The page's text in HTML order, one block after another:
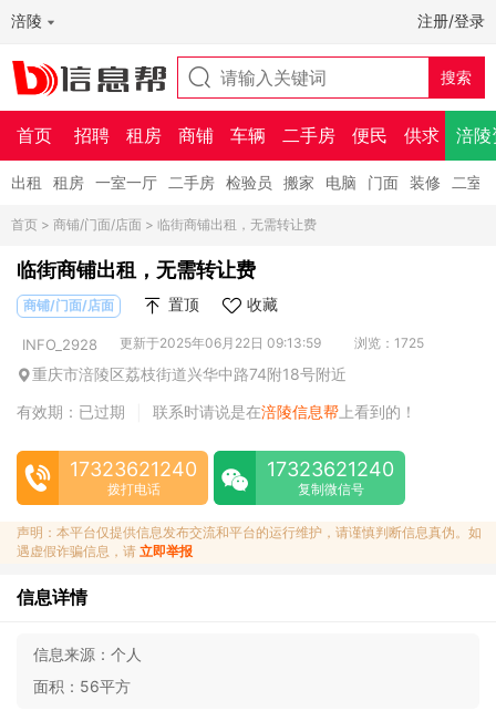
涪陵 注册/登录
首页 招聘 租房 商铺 车辆 二手房 便民 供求 涪陵
出租 租房 一室一厅 二手房 检验员 搬家 电脑 门面 装修 二室
首页 > 商铺/门面/店面 > 临街商铺出租，无需转让费
临街商铺出租，无需转让费
商铺/门面/店面 置顶 收藏
INFO_2928 更新于2025年06月22日 09:13:59 浏览：1725
重庆市涪陵区荔枝街道兴华中路74附18号附近
有效期：已过期
联系时请说是在涪陵信息帮 上看到的！
17323621240
拨打电话
17323621240
复制微信号
声明：本平台仅提供信息发布交流和平台的运行维护，请谨慎判断信息真伪。如
遇虚假诈骗信息，请 立即举报
信息详情
信息来源： 个人
面积： 56平方